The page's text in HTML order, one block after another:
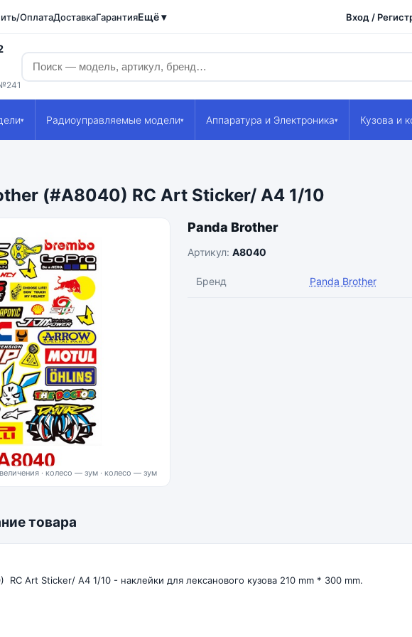
ОплатаДоставкаГарантияЕщё ▾ Вход /
▾ Радиоуправляемые модели▾ Аппаратура и Электроника▾ Кузова и
(#A8040) RC Art Sticker/ A4 1/10
· колесо — зум
Panda Brother
Артикул: A8040
Бренд Panda Brother
товара
RC Art Sticker/ A4 1/10 - наклейки для лексанового кузова 210 mm * 300 mm.